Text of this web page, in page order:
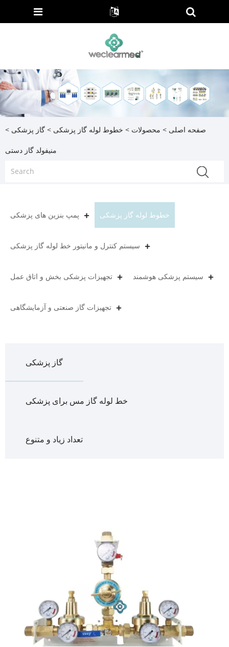
صفحه اصلی > محصولات > خطوط لوله گاز پزشکی > گاز پزشکی >
منیفولد گاز دستی
پمپ بنزین های پزشکی خطوط لوله گاز پزشکی
سیستم کنترل و مانیتور خط لوله گاز پزشکی
تجهیزات پزشکی بخش و اتاق عمل سیستم پزشکی هوشمند
تجهیزات گاز صنعتی و آزمایشگاهی
گاز پزشکی
خط لوله گاز مس برای پزشکی
تعداد زیاد و متنوع